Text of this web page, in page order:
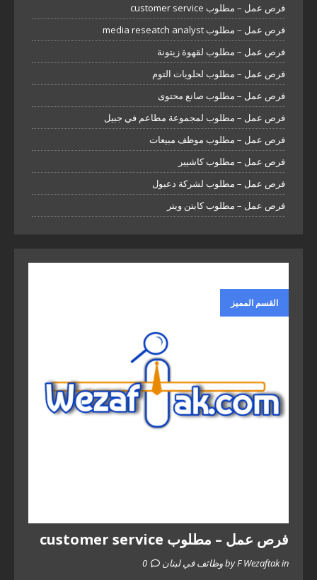
فرص عمل – مطلوب customer service
فرص عمل – مطلوب media reseatch analyst
فرص عمل – مطلوب لقهوة زيتونة
فرص عمل – مطلوب لحلويات التوم
فرص عمل – مطلوب صانع محتوى
فرص عمل – مطلوب لمجموعة مطاعم في جبيل
فرص عمل – مطلوب موظف مبيعات
فرص عمل – مطلوب كاشيير
فرص عمل – مطلوب لشركة دعبول
فرص عمل – مطلوب كابتن ويتر
القسم المميز
فرص عمل – مطلوب customer service
by F Wezaftak in وظائف في لبنان
0